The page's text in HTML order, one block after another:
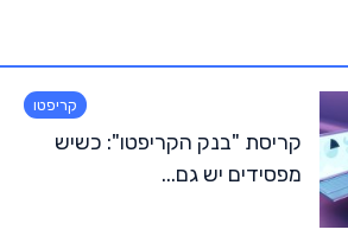
קריפטו
קריסת "בנק הקריפטו": כשיש
מפסידים יש גם...